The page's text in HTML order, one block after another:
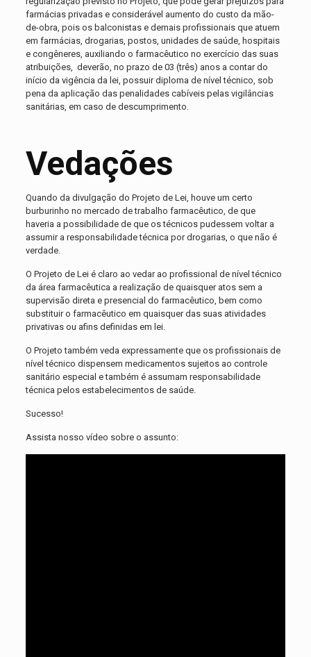
farmácias privadas e considerável aumento do custo da mão-
de-obra, pois os balconistas e demais profissionais que atuem
em farmácias, drogarias, postos, unidades de saúde, hospitais
e congêneres, auxiliando o farmacêutico no exercício das suas
atribuições, deverão, no prazo de 03 (três) anos a contar do
início da vigência da lei, possuir diploma de nível técnico, sob
pena da aplicação das penalidades cabíveis pelas vigilâncias
sanitárias, em caso de descumprimento.
Vedações
Quando da divulgação do Projeto de Lei, houve um certo
burburinho no mercado de trabalho farmacêutico, de que
haveria a possibilidade de que os técnicos pudessem voltar a
assumir a responsabilidade técnica por drogarias, o que não é
verdade.
O Projeto de Lei é claro ao vedar ao profissional de nível técnico
da área farmacêutica a realização de quaisquer atos sem a
supervisão direta e presencial do farmacêutico, bem como
substituir o farmacêutico em quaisquer das suas atividades
privativas ou afins definidas em lei.
O Projeto também veda expressamente que os profissionais de
nível técnico dispensem medicamentos sujeitos ao controle
sanitário especial e também é assumam responsabilidade
técnica pelos estabelecimentos de saúde.
Sucesso!
Assista nosso vídeo sobre o assunto: